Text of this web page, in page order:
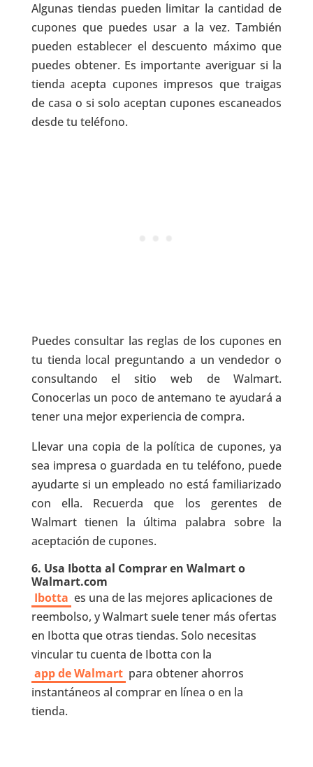
Algunas tiendas pueden limitar la cantidad de
cupones que puedes usar a la vez. También
pueden establecer el descuento máximo que
puedes obtener. Es importante averiguar si la
tienda acepta cupones impresos que traigas
de casa o si solo aceptan cupones escaneados
desde tu teléfono.
Puedes consultar las reglas de los cupones en
tu tienda local preguntando a un vendedor o
consultando el sitio web de Walmart.
Conocerlas un poco de antemano te ayudará a
tener una mejor experiencia de compra.
Llevar una copia de la política de cupones, ya
sea impresa o guardada en tu teléfono, puede
ayudarte si un empleado no está familiarizado
con ella. Recuerda que los gerentes de
Walmart tienen la última palabra sobre la
aceptación de cupones.
6. Usa Ibotta al Comprar en Walmart o
Walmart.com
Ibotta es una de las mejores aplicaciones de
reembolso, y Walmart suele tener más ofertas
en Ibotta que otras tiendas. Solo necesitas
vincular tu cuenta de Ibotta con la
app de Walmart para obtener ahorros
instantáneos al comprar en línea o en la
tienda.